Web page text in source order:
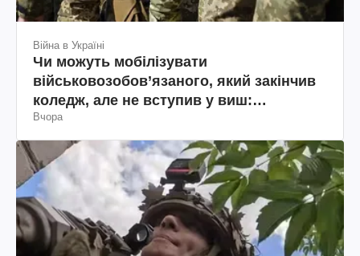
Війна в Україні
Чи можуть мобілізувати
військовозобов’язаного, який закінчив
коледж, але не вступив у виш:
пояснення юриста
Вчора